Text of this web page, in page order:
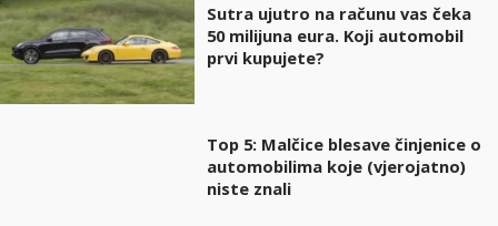
Sutra ujutro na računu vas čeka
50 milijuna eura. Koji automobil
prvi kupujete?
Top 5: Malčice blesave činjenice o
automobilima koje (vjerojatno)
niste znali